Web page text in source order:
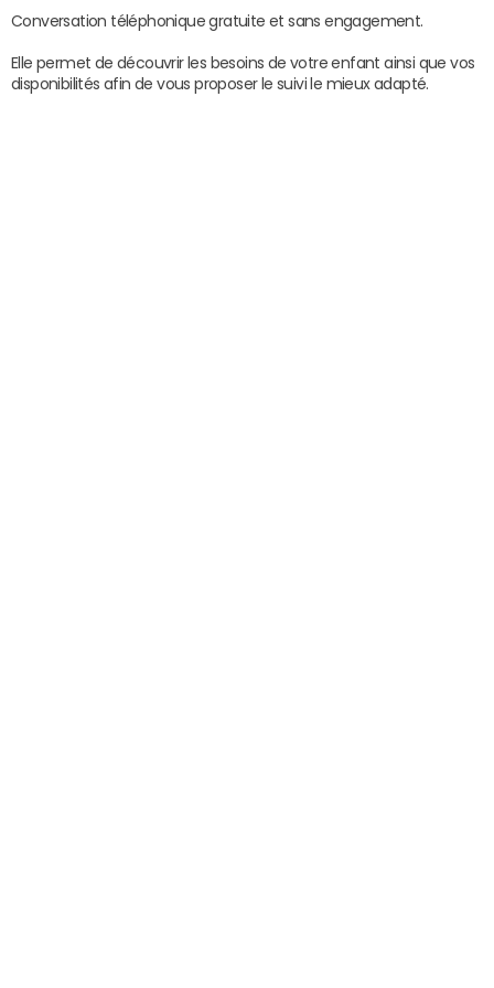
Conversation téléphonique gratuite et sans engagement.
Elle permet de découvrir les besoins de votre enfant ainsi que vos
disponibilités afin de vous proposer le suivi le mieux adapté.